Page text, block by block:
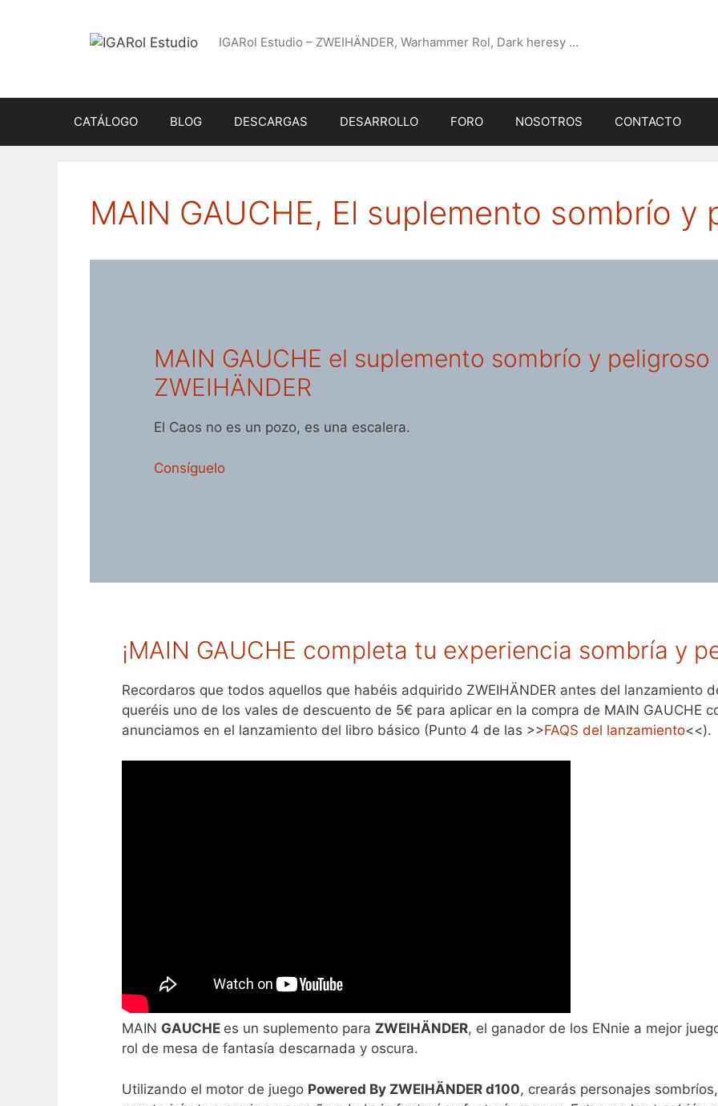
IGARol Estudio – ZWEIHÄNDER, Warhammer Rol, Dark heresy …
CATÁLOGO BLOG DESCARGAS DESARROLLO FORO NOSOTROS CONTACTO
MAIN GAUCHE, El suplemento sombrío y
MAIN GAUCHE el suplemento sombrío y peligroso
ZWEIHÄNDER
El Caos no es un pozo, es una escalera.
Consíguelo
¡MAIN GAUCHE completa tu experiencia sombría y
Recordaros que todos aquellos que habéis adquirido ZWEIHÄNDER antes del lanzamiento
queréis uno de los vales de descuento de 5€ para aplicar en la compra de MAIN GAUCHE
anunciamos en el lanzamiento del libro básico (Punto 4 de las >>FAQS del lanzamiento<<).
MAIN GAUCHE es un suplemento para ZWEIHÄNDER, el ganador de los ENnie a mejor
rol de mesa de fantasía descarnada y oscura.
Utilizando el motor de juego Powered By ZWEIHÄNDER d100, crearás personajes